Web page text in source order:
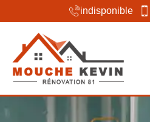
indisponible